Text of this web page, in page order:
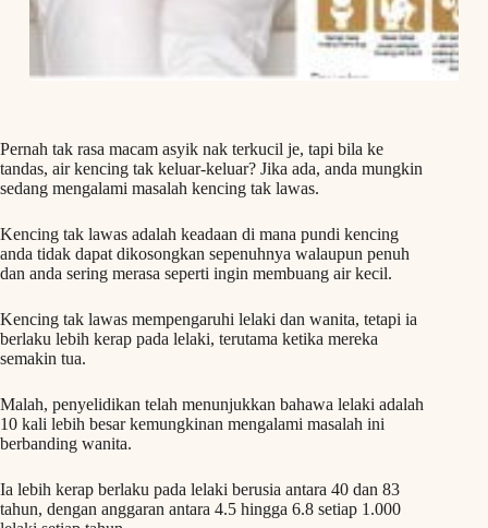
Pernah tak rasa macam asyik nak terkucil je, tapi bila ke
tandas, air kencing tak keluar-keluar? Jika ada, anda mungkin
sedang mengalami masalah kencing tak lawas.
Kencing tak lawas adalah keadaan di mana pundi kencing
anda tidak dapat dikosongkan sepenuhnya walaupun penuh
dan anda sering merasa seperti ingin membuang air kecil.
Kencing tak lawas mempengaruhi lelaki dan wanita, tetapi ia
berlaku lebih kerap pada lelaki, terutama ketika mereka
semakin tua.
Malah, penyelidikan telah menunjukkan bahawa lelaki adalah
10 kali lebih besar kemungkinan mengalami masalah ini
berbanding wanita.
Ia lebih kerap berlaku pada lelaki berusia antara 40 dan 83
tahun, dengan anggaran antara 4.5 hingga 6.8 setiap 1.000